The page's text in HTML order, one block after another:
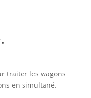
traiter les wagons
en simultané.